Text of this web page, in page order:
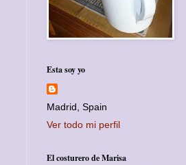
Esta soy yo
Madrid, Spain
Ver todo mi perfil
El costurero de Marisa